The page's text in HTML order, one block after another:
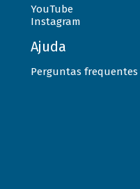
YouTube
Instagram
Ajuda
Perguntas frequentes